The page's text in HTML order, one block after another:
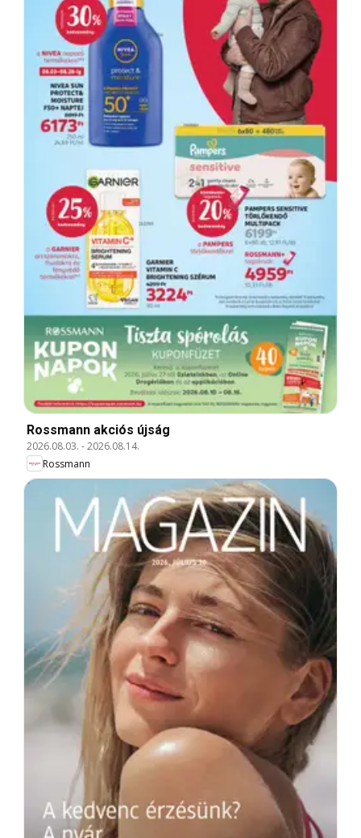
Rossmann akciós újság
2026.08.03. -2026.08.14.
Rossmann